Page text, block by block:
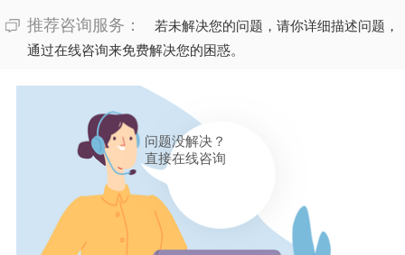
推荐咨询服务：
若未解决您的问题，请你详细描述问题，
通过在线咨询来免费解决您的困惑。
问题没解决？
直接在线咨询